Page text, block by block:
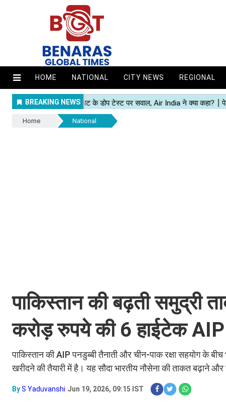
HOME NATIONAL CITY NEWS REGIONAL
Home National
पाकिस्तान की बढ़ती समुद्री
करोड़ रुपये की 6 हाईटेक AIP
पाकिस्तान की AIP पनडुब्बी तैनाती और चीन-पाक रक्षा सहयोग के
खरीदने की तैयारी में है। यह सौदा भारतीय नौसेना की ताकत बढ़ाने
ByS Yaduvanshi Jun 19, 2026, 09:15 IST